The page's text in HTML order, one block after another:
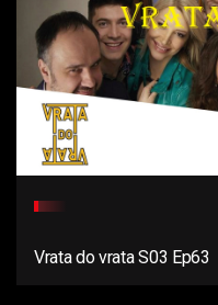
Vrata do vrata S03 Ep63